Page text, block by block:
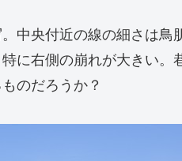
中央付近の線の細さは
に右側の崩れが大きい
のだろうか？